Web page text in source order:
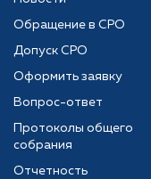
Обращение в СРО
Допуск СРО
Оформить заявку
Вопрос-ответ
Протоколы общего
собрания
Отчетность